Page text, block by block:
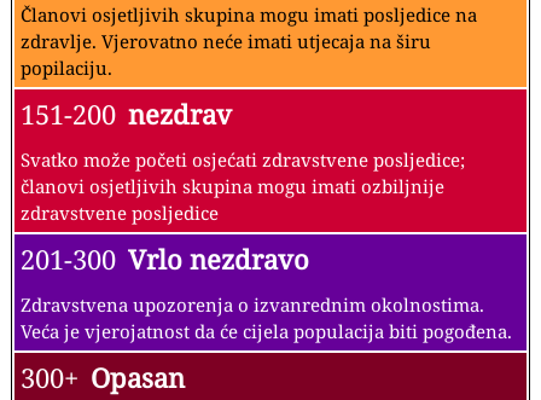
Članovi osjetljivih skupina mogu imati posljedice na
zdravlje. Vjerovatno neće imati utjecaja na širu
popilaciju.
151-200 nezdrav
Svatko može početi osjećati zdravstvene posljedice;
članovi osjetljivih skupina mogu imati ozbiljnije
zdravstvene posljedice
201-300 Vrlo nezdravo
Zdravstvena upozorenja o izvanrednim okolnostima.
Veća je vjerojatnost da će cijela populacija biti pogođena.
300+ Opasan